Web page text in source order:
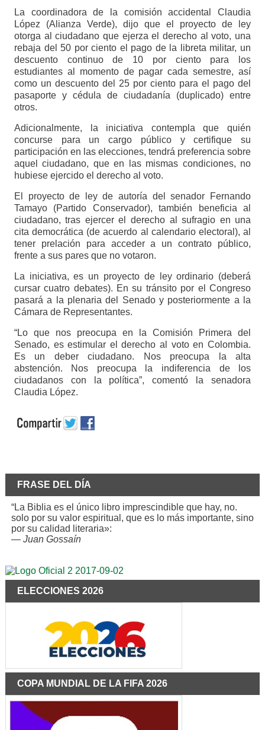
La coordinadora de la comisión accidental Claudia
López (Alianza Verde), dijo que el proyecto de ley
otorga al ciudadano que ejerza el derecho al voto, una
rebaja del 50 por ciento el pago de la libreta militar, un
descuento continuo de 10 por ciento para los
estudiantes al momento de pagar cada semestre, así
como un descuento del 25 por ciento para el pago del
pasaporte y cédula de ciudadanía (duplicado) entre
otros.
Adicionalmente, la iniciativa contempla que quién
concurse para un cargo público y certifique su
participación en las elecciones, tendrá preferencia sobre
aquel ciudadano, que en las mismas condiciones, no
hubiese ejercido el derecho al voto.
El proyecto de ley de autoría del senador Fernando
Tamayo (Partido Conservador), también beneficia al
ciudadano, tras ejercer el derecho al sufragio en una
cita democrática (de acuerdo al calendario electoral), al
tener prelación para acceder a un contrato público,
frente a sus pares que no votaron.
La iniciativa, es un proyecto de ley ordinario (deberá
cursar cuatro debates). En su tránsito por el Congreso
pasará a la plenaria del Senado y posteriormente a la
Cámara de Representantes.
“Lo que nos preocupa en la Comisión Primera del
Senado, es estimular el derecho al voto en Colombia.
Es un deber ciudadano. Nos preocupa la alta
abstención. Nos preocupa la indiferencia de los
ciudadanos con la política”, comentó la senadora
Claudia López.
FRASE DEL DÍA
“La Biblia es el único libro imprescindible que hay, no.
solo por su valor espiritual, que es lo más importante, sino
por su calidad literaria»:
— Juan Gossaín
ELECCIONES 2026
COPA MUNDIAL DE LA FIFA 2026